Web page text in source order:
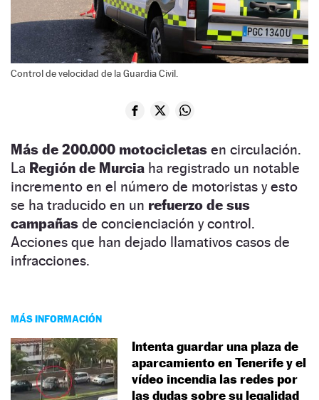
Control de velocidad de la Guardia Civil.
Más de 200.000 motocicletas en circulación.
La Región de Murcia ha registrado un notable
incremento en el número de motoristas y esto
se ha traducido en un refuerzo de sus
campañas de concienciación y control.
Acciones que han dejado llamativos casos de
infracciones.
MÁS INFORMACIÓN
Intenta guardar una plaza de
aparcamiento en Tenerife y el
vídeo incendia las redes por
las dudas sobre su legalidad